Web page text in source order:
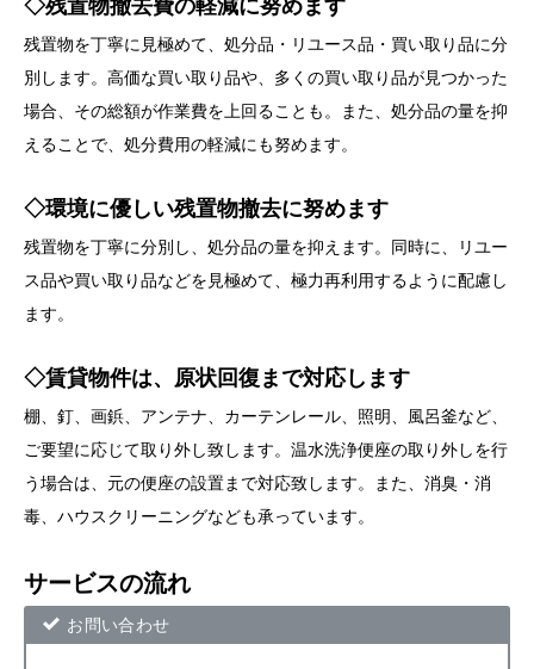
◇残置物撤去費の軽減に努めます
残置物を丁寧に見極めて、処分品・リユース品・買い取り品に分
別します。高価な買い取り品や、多くの買い取り品が見つかった
場合、その総額が作業費を上回ることも。また、処分品の量を抑
えることで、処分費用の軽減にも努めます。
◇環境に優しい残置物撤去に努めます
残置物を丁寧に分別し、処分品の量を抑えます。同時に、リユー
ス品や買い取り品などを見極めて、極力再利用するように配慮し
ます。
◇賃貸物件は、原状回復まで対応します
棚、釘、画鋲、アンテナ、カーテンレール、照明、風呂釜など、
ご要望に応じて取り外し致します。温水洗浄便座の取り外しを行
う場合は、元の便座の設置まで対応致します。また、消臭・消
毒、ハウスクリーニングなども承っています。
サービスの流れ
お問い合わせ